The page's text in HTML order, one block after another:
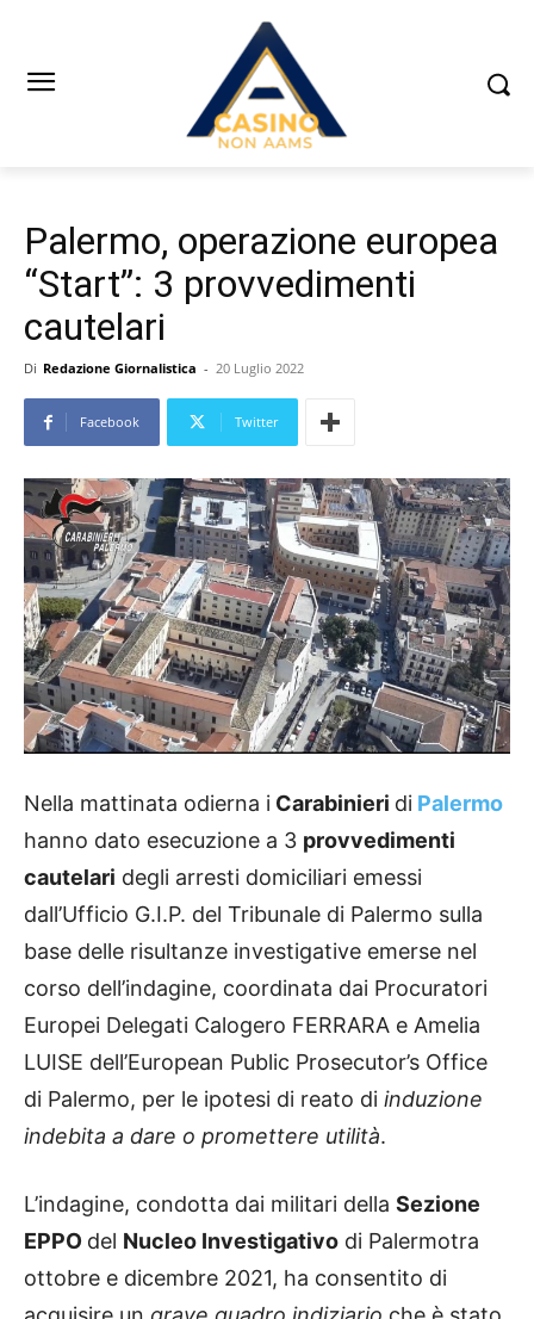
Palermo, operazione europea
“Start”: 3 provvedimenti
cautelari
Di Redazione Giornalistica - 20 Luglio 2022
Facebook Twitter
Nella mattinata odierna i Carabinieri di Palermo
hanno dato esecuzione a 3 provvedimenti
cautelari degli arresti domiciliari emessi
dall’Ufficio G.I.P. del Tribunale di Palermo sulla
base delle risultanze investigative emerse nel
corso dell’indagine, coordinata dai Procuratori
Europei Delegati Calogero FERRARA e Amelia
LUISE dell’European Public Prosecutor’s Office
di Palermo, per le ipotesi di reato di induzione
indebita a dare o promettere utilità.
L’indagine, condotta dai militari della Sezione
EPPO del Nucleo Investigativo di Palermotra
ottobre e dicembre 2021, ha consentito di